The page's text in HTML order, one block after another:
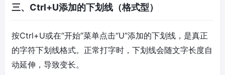
三、Ctrl+U添加的下划线（格式型）
按Ctrl+U或在“开始”菜单点击“U”添加的下划线，是真正
的字符下划线格式。正常打字时，下划线会随文字长度自
动延伸，导致变长。